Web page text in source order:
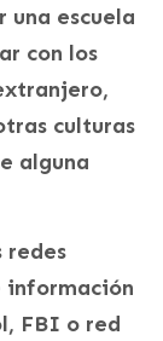
una escuela
con los
culturas
alguna
redes
información
FBI o red